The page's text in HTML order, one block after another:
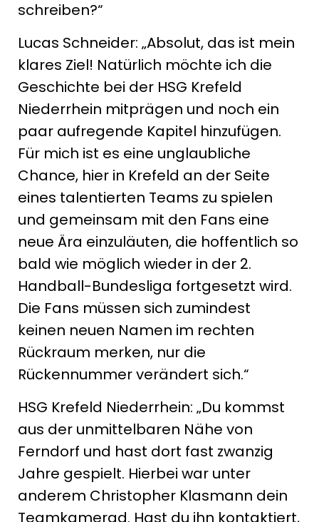
schreiben?“
Lucas Schneider: „Absolut, das ist mein
klares Ziel! Natürlich möchte ich die
Geschichte bei der HSG Krefeld
Niederrhein mitprägen und noch ein
paar aufregende Kapitel hinzufügen.
Für mich ist es eine unglaubliche
Chance, hier in Krefeld an der Seite
eines talentierten Teams zu spielen
und gemeinsam mit den Fans eine
neue Ära einzuläuten, die hoffentlich so
bald wie möglich wieder in der 2.
Handball-Bundesliga fortgesetzt wird.
Die Fans müssen sich zumindest
keinen neuen Namen im rechten
Rückraum merken, nur die
Rückennummer verändert sich.“
HSG Krefeld Niederrhein: „Du kommst
aus der unmittelbaren Nähe von
Ferndorf und hast dort fast zwanzig
Jahre gespielt. Hierbei war unter
anderem Christopher Klasmann dein
Teamkamerad. Hast du ihn kontaktiert,